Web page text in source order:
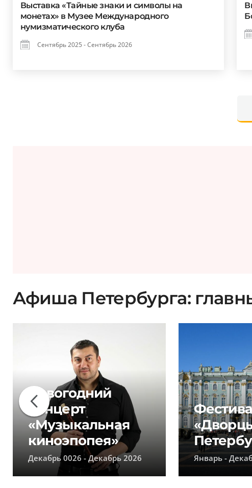
Выставка «Тайные знаки и символы на
монетах» в Музее Международного
нумизматического клуба
Сентябрь 2025 - Сентябрь 2026
Афиша Петербурга:
Новогодний
концерт
«Музыкальная
киноэпопея»
Декабрь 0026 - Декабрь 2026 Январь -